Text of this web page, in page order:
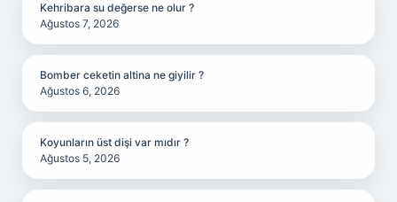
Kehribara su değerse ne olur ?
Ağustos 7, 2026
Bomber ceketin altina ne giyilir ?
Ağustos 6, 2026
Koyunların üst dişi var mıdır ?
Ağustos 5, 2026